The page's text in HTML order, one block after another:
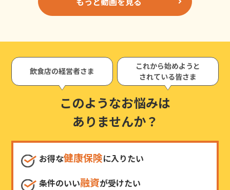
飲食店の経営者さま
これから始めようと
されている皆さま
このようなお悩みは
ありませんか？
お得な健康保険に入りたい
条件のいい融資が受けたい